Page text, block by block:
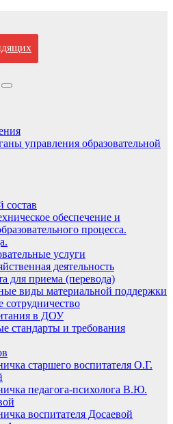
управления образовательной
состав
обеспечение и
процесса.
услуги
деятельность
для приема (перевода)
виды материальной поддержки
в ДОУ
стандарты и требования
старшего воспитателя О.Г.
педагога-психолога В.Ю.
воспитателя Досаевой